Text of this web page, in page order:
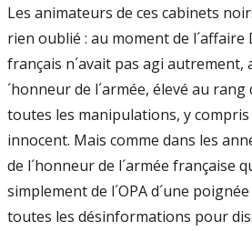
Les animateurs de ces cabinets
rien oublié : au moment de
français n´avait pas agi autrement,
´honneur de l´armée, élevé au
toutes les manipulations, y compris
innocent. Mais comme dans les
de l´honneur de l´armée française
simplement de l´OPA d´une
toutes les désinformations pour